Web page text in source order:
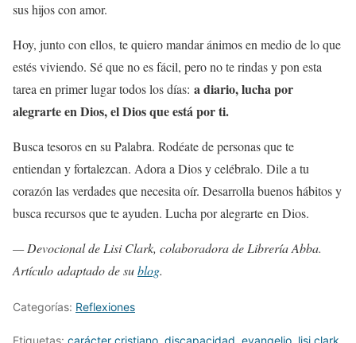
sus hijos con amor.
Hoy, junto con ellos, te quiero mandar ánimos en medio de lo que
estés viviendo. Sé que no es fácil, pero no te rindas y pon esta
tarea en primer lugar todos los días: a diario, lucha por
alegrarte en Dios, el Dios que está por ti.
Busca tesoros en su Palabra. Rodéate de personas que te
entiendan y fortalezcan. Adora a Dios y celébralo. Dile a tu
corazón las verdades que necesita oír. Desarrolla buenos hábitos y
busca recursos que te ayuden. Lucha por alegrarte en Dios.
— Devocional de Lisi Clark, colaboradora de Librería Abba.
Artículo adaptado de sublog.
Categorías: Reflexiones